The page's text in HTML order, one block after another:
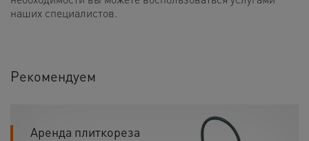
наших специалистов.
Рекомендуем
Аренда плиткореза